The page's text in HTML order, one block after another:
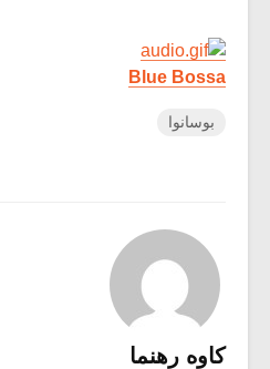
Blue Bossa
بوسانوا
کاوه رهنما